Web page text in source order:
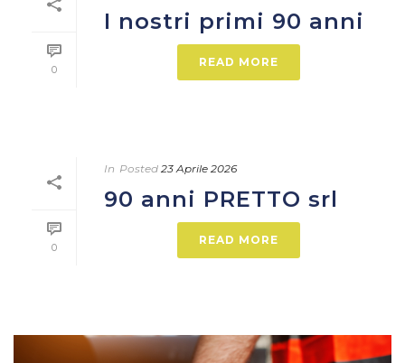
0
I nostri primi 90 anni
READ MORE
0
In Posted 23 Aprile 2026
90 anni PRETTO srl
READ MORE